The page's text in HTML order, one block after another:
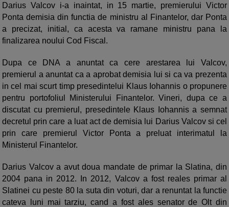
Darius Valcov i-a inaintat, in 15 martie, premierului Victor
Ponta demisia din functia de ministru al Finantelor, dar Ponta
a precizat, initial, ca acesta va ramane ministru pana la
finalizarea noului Cod Fiscal.
Dupa ce DNA a anuntat ca cere arestarea lui Valcov,
premierul a anuntat ca a aprobat demisia lui si ca va prezenta
in cel mai scurt timp presedintelui Klaus Iohannis o propunere
pentru portofoliul Ministerului Finantelor. Vineri, dupa ce a
discutat cu premierul, presedintele Klaus Iohannis a semnat
decretul prin care a luat act de demisia lui Darius Valcov si cel
prin care premierul Victor Ponta a preluat interimatul la
Ministerul Finantelor.
Darius Valcov a avut doua mandate de primar la Slatina, din
2004 pana in 2012. In 2012, Valcov a fost reales primar al
Slatinei cu peste 80 la suta din voturi, dar a renuntat la functie
cateva luni mai tarziu, cand a fost ales senator de Olt din